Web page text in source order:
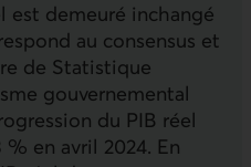
est demeuré inchangé
au consensus et
de Statistique
gouvernemental
du PIB réel
en avril 2024. En